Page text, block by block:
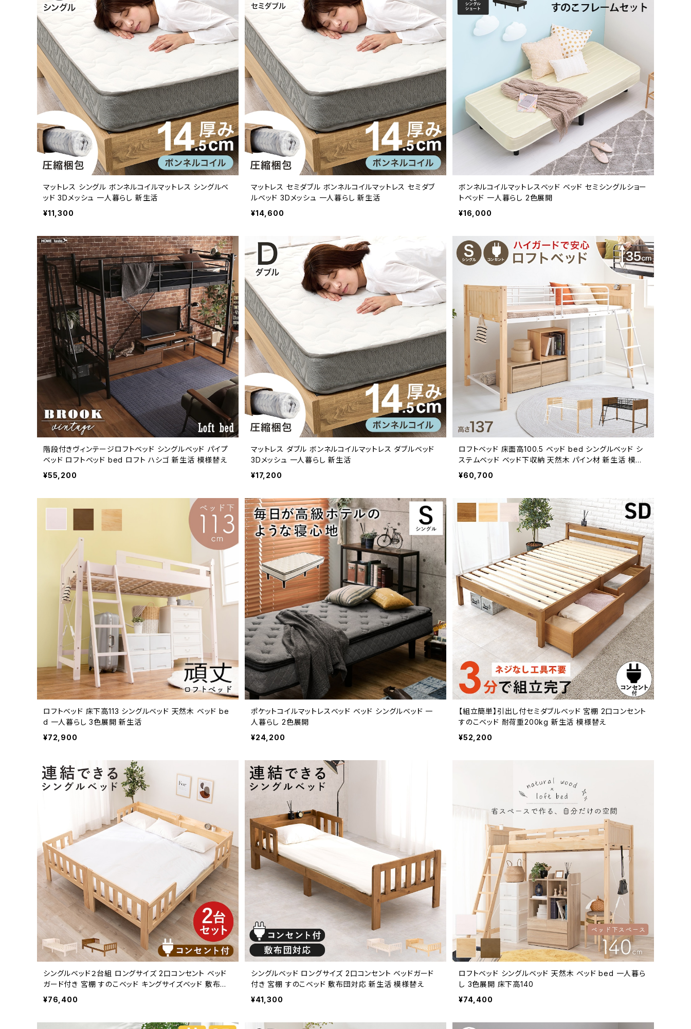
マットレス シングル ボンネルコイルマットレス シングルベ
ッド 3Dメッシュ 一人暮らし 新生活
¥11,300
マットレス セミダブル ボンネルコイルマットレス セミダブ
ルベッド 3Dメッシュ 一人暮らし 新生活
¥14,600
ボンネルコイルマットレスベッド ベッド セミシングルショー
トベッド 一人暮らし 2色展開
¥16,000
階段付きヴィンテージロフトベッド シングルベッド パイプ
ベッド ロフトベッド bed ロフト ハシゴ 新生活 模様替え
¥55,200
マットレス ダブル ボンネルコイルマットレス ダブルベッド
3Dメッシュ 一人暮らし 新生活
¥17,200
ロフトベッド 床面高100.5 ベッド bed シングルベッド シ
ステムベッド ベッド下収納 天然木 パイン材 新生活 模様
替え
¥60,700
ロフトベッド 床下高113 シングルベッド 天然木 ベッド be
d 一人暮らし 3色展開 新生活
¥72,900
ポケットコイルマットレスベッド ベッド シングルベッド 一
人暮らし 2色展開
¥24,200
【組立簡単】引出し付セミダブルベッド 宮棚 2口コンセント
すのこベッド 耐荷重200kg 新生活 模様替え
¥52,200
シングルベッド２台組 ロングサイズ 2口コンセント ベッド
ガード付き 宮棚 すのこベッド キングサイズベッド 敷布団
対応 新生活 模様替え
¥76,400
シングルベッド ロングサイズ 2口コンセント ベッドガード
付き 宮棚 すのこベッド 敷布団対応 新生活 模様替え
¥41,300
ロフトベッド シングルベッド 天然木 ベッド bed 一人暮ら
し 3色展開 床下高140
¥74,400